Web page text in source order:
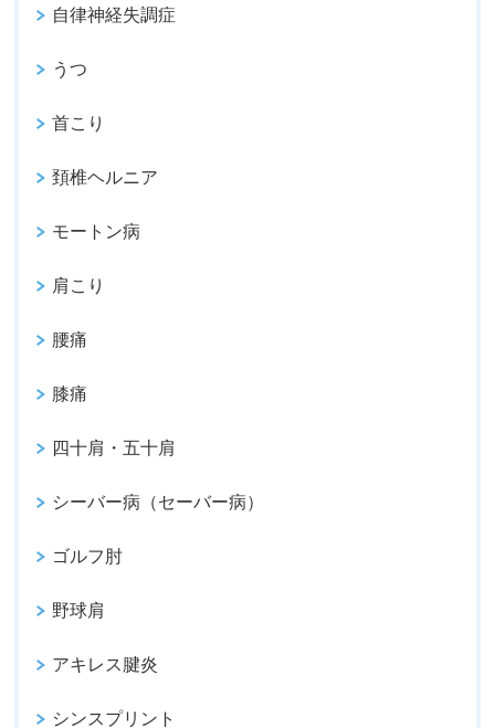
自律神経失調症
うつ
首こり
頚椎ヘルニア
モートン病
肩こり
腰痛
膝痛
四十肩・五十肩
シーバー病（セーバー病）
ゴルフ肘
野球肩
アキレス腱炎
シンスプリント